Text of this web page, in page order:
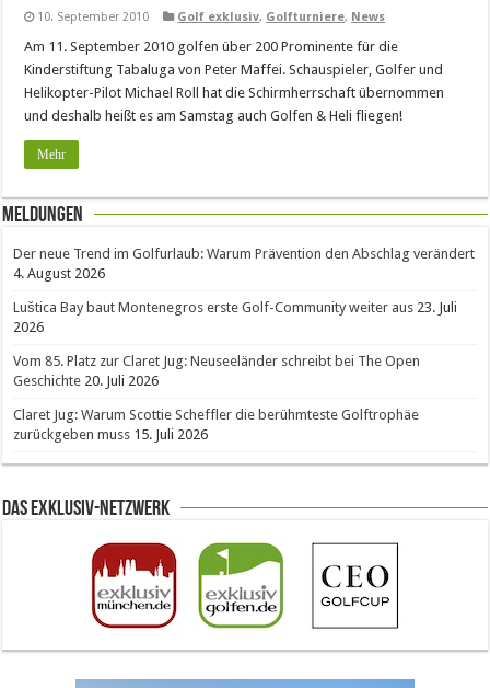
10. September 2010 Golf exklusiv, Golfturniere, News
Am 11. September 2010 golfen über 200 Prominente für die
Kinderstiftung Tabaluga von Peter Maffei. Schauspieler, Golfer und
Helikopter-Pilot Michael Roll hat die Schirmherrschaft übernommen
und deshalb heißt es am Samstag auch Golfen & Heli fliegen!
Mehr
Meldungen
Der neue Trend im Golfurlaub: Warum Prävention den Abschlag verändert
4. August 2026
Luštica Bay baut Montenegros erste Golf-Community weiter aus 23. Juli
2026
Vom 85. Platz zur Claret Jug: Neuseeländer schreibt bei The Open
Geschichte 20. Juli 2026
Claret Jug: Warum Scottie Scheffler die berühmteste Golftrophäe
zurückgeben muss 15. Juli 2026
Das Exklusiv-Netzwerk